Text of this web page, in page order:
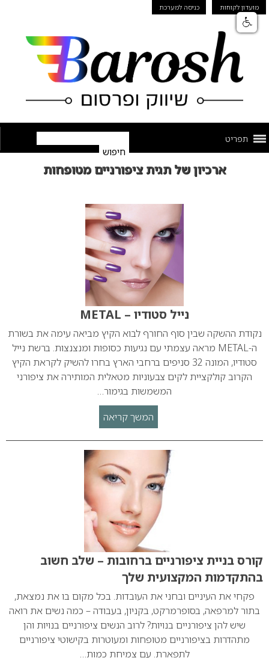
מועדון לקוחות כניסה למערכת
תפריט
ארכיון של תגית ציפורניים מטופחות
נייל סטודיו – METAL
נקודת ההשקה שבין סוף החורף לבוא הקיץ מביאה עימה את בשורת
ה-METAL מראה עצמתי עם נגיעות כסופות ומנצנצות. ברשת נייל
סטודיו, המונה 32 סניפים ברחבי הארץ בחרו להשיק לקראת הקיץ
הקרוב קולקציית לקים צבעוניות מטאלית המותירה את ציפורני
המשמשות בגימור…
המשך קריאה
קורס בניית ציפורניים ברחובות – שלב חשוב
בהתקדמות המקצועית שלך
פקחי את העיניים ובחני את העובדות. בכל מקום בו את נמצאת,
בתור למרפאה, בסופרמרקט, בקניון, בעבודה – כמה נשים את רואה
שיש להן ציפורניים בנויות? לרוב הנשים ציפורניים בנויות והן
מתהדרות בציפורניים מטופחות ומעוטרות בקישוטי ציפורניים
לתפארת. עם צמיחת כמות…